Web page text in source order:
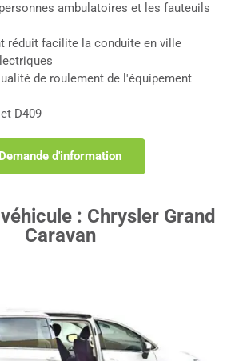
ambulatoires et les fauteuils
réduit facilite la conduite en ville
de roulement de l'équipement
D409
Demande d'information
: Chrysler Grand
Caravan